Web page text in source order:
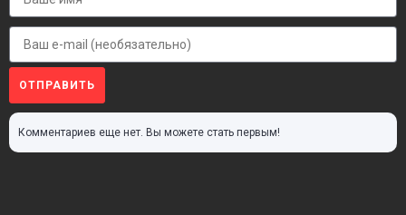
ОТПРАВИТЬ
Комментариев еще нет. Вы можете стать первым!